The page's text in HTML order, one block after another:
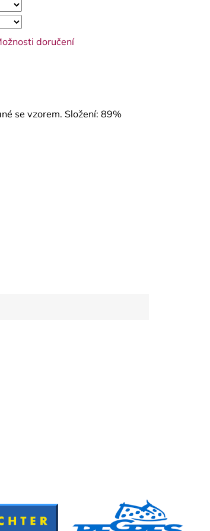
doručení
se vzorem. Složení: 89%